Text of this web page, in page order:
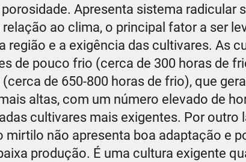
Apresenta sistema radicular
ao clima, o principal fator a ser
região e a exigência das cultivares. As
de pouco frio (cerca de 300 horas de
de 650-800 horas de frio), que
altas, com um número elevado de
cultivares mais exigentes. Por outro
mirtilo não apresenta boa adaptação e
produção. É uma cultura exigente